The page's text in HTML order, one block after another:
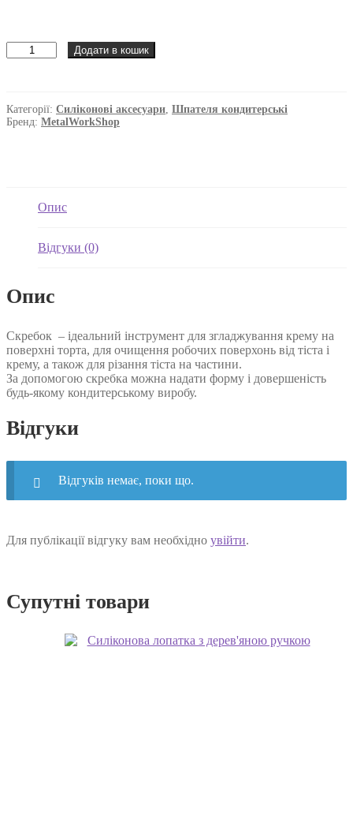
Шпатель
скребок
Додати в кошик
Категорії: Силіконові аксесуари Шпателя кондитерські
Бренд: MetalWorkShop
Опис
Відгуки (0)
Опис
Скребок – ідеальний інструмент для згладжування крему на
поверхні торта, для очищення робочих поверхонь від тіста і
крему, а також для різання тіста на частини.
За допомогою скребка можна надати форму і довершеність
будь-якому кондитерському виробу.
Відгуки
Відгуків немає, поки що.
Для публікації відгуку вам необхідно увійти.
Супутні товари